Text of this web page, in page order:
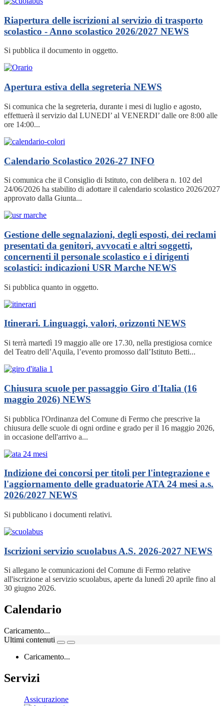
Riapertura delle iscrizioni al servizio di trasporto
scolastico - Anno scolastico 2026/2027 NEWS
Si pubblica il documento in oggetto.
Apertura estiva della segreteria NEWS
Si comunica che la segreteria, durante i mesi di luglio e agosto,
effettuerà il servizio dal LUNEDI’ al VENERDI’ dalle ore 8:00 alle
ore 14:00...
Calendario Scolastico 2026-27 INFO
Si comunica che il Consiglio di Istituto, con delibera n. 102 del
24/06/2026 ha stabilito di adottare il calendario scolastico 2026/2027
approvato dalla Giunta...
Gestione delle segnalazioni, degli esposti, dei reclami
presentati da genitori, avvocati e altri soggetti,
concernenti il personale scolastico e i dirigenti
scolastici: indicazioni USR Marche NEWS
Si pubblica quanto in oggetto.
Itinerari. Linguaggi, valori, orizzonti NEWS
Si terrà martedì 19 maggio alle ore 17.30, nella prestigiosa cornice
del Teatro dell’Aquila, l’evento promosso dall’Istituto Betti...
Chiusura scuole per passaggio Giro d'Italia (16
maggio 2026) NEWS
Si pubblica l'Ordinanza del Comune di Fermo che prescrive la
chiusura delle scuole di ogni ordine e grado per il 16 maggio 2026,
in occasione dell'arrivo a...
Indizione dei concorsi per titoli per l'integrazione e
l'aggiornamento delle graduatorie ATA 24 mesi a.s.
2026/2027 NEWS
Si pubblicano i documenti relativi.
Iscrizioni servizio scuolabus A.S. 2026-2027 NEWS
Si allegano le comunicazioni del Comune di Fermo relative
all'iscrizione al servizio scuolabus, aperte da lunedì 20 aprile fino al
30 giugno 2026.
Calendario
Caricamento...
Ultimi contenuti
Caricamento...
Servizi
Assicurazione